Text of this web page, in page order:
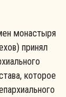
монастыря
принял
которое